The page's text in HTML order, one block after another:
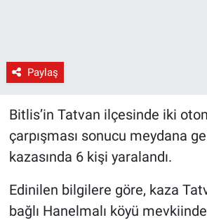
Paylaş
Bitlis’in Tatvan ilçesinde iki
çarpışması sonucu meydana
kazasında 6 kişi yaralandı.
Edinilen bilgilere göre, kaza
bağlı Hanelmalı köyü
Yerel